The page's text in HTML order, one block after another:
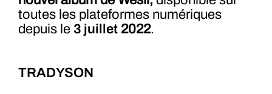
toutes les plateformes numériques
depuis le 3 juillet 2022.
TRADYSON